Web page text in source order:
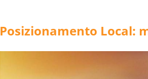
Posizionamento Local: